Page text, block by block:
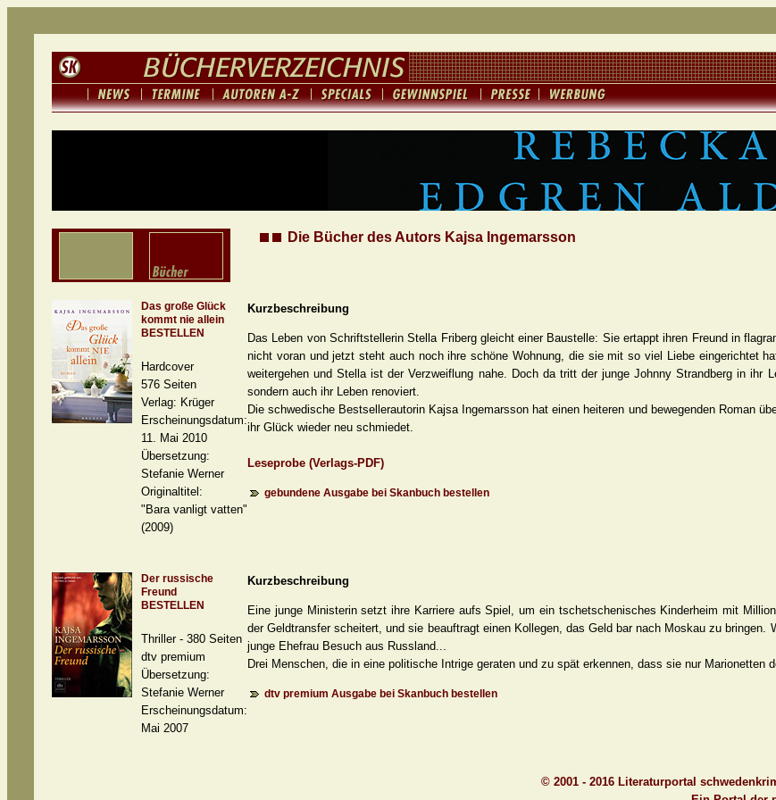
Die Bücher des Autors Kajsa Ingemarsson
Das große Glück
kommt nie allein
BESTELLEN
Hardcover
576 Seiten
Verlag: Krüger
Erscheinungsdatum:
11. Mai 2010
Übersetzung:
Stefanie Werner
Originaltitel:
"Bara vanligt vatten"
(2009)
Kurzbeschreibung
Das Leben von Schriftstellerin Stella Friberg gleicht einer Baustelle: Sie ertappt ihren Freund in
nicht voran und jetzt steht auch noch ihre schöne Wohnung, die sie mit so viel Liebe eingerichtet
weitergehen und Stella ist der Verzweiflung nahe. Doch da tritt der junge Johnny Strandberg in ihr
sondern auch ihr Leben renoviert.
Die schwedische Bestsellerautorin Kajsa Ingemarsson hat einen heiteren und bewegenden Roman
ihr Glück wieder neu schmiedet.
Leseprobe (Verlags-PDF)
gebundene Ausgabe bei Skanbuch bestellen
Der russische
Freund
BESTELLEN
Thriller - 380 Seiten
dtv premium
Übersetzung:
Stefanie Werner
Erscheinungsdatum:
Mai 2007
Kurzbeschreibung
Eine junge Ministerin setzt ihre Karriere aufs Spiel, um ein tschetschenisches Kinderheim mit
der Geldtransfer scheitert, und sie beauftragt einen Kollegen, das Geld bar nach Moskau zu bringen.
junge Ehefrau Besuch aus Russland...
Drei Menschen, die in eine politische Intrige geraten und zu spät erkennen, dass sie nur Marionetten
dtv premium Ausgabe bei Skanbuch bestellen
© 2001 - 2016 Literaturportal